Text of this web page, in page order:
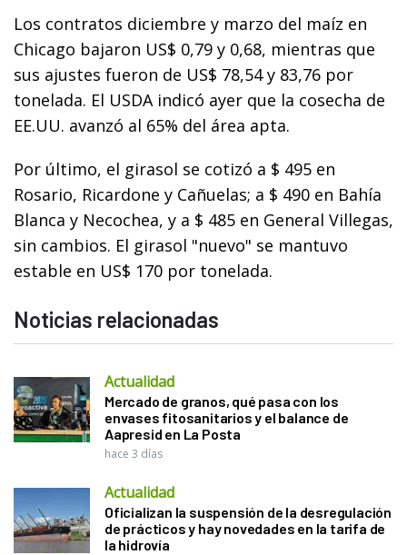
Los contratos diciembre y marzo del maíz en
Chicago bajaron US$ 0,79 y 0,68, mientras que
sus ajustes fueron de US$ 78,54 y 83,76 por
tonelada. El USDA indicó ayer que la cosecha de
EE.UU. avanzó al 65% del área apta.
Por último, el girasol se cotizó a $ 495 en
Rosario, Ricardone y Cañuelas; a $ 490 en Bahía
Blanca y Necochea, y a $ 485 en General Villegas,
sin cambios. El girasol "nuevo" se mantuvo
estable en US$ 170 por tonelada.
Noticias relacionadas
Actualidad
Mercado de granos, qué pasa con los
envases fitosanitarios y el balance de
Aapresid en La Posta
hace 3 días
Actualidad
Oficializan la suspensión de la desregulación
de prácticos y hay novedades en la tarifa de
la hidrovía